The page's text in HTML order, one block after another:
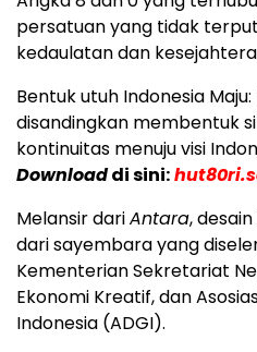
persatuan yang tidak
kedaulatan dan
Bentuk utuh Indonesia
disandingkan membentuk
kontinuitas menuju visi
Downloaddi sini:
Melansir dariAntara,
dari sayembara yang
Kementerian Sekretariat
Ekonomi Kreatif, dan
Indonesia (ADGI).